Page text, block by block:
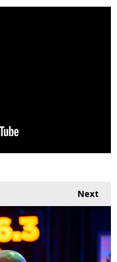
Next